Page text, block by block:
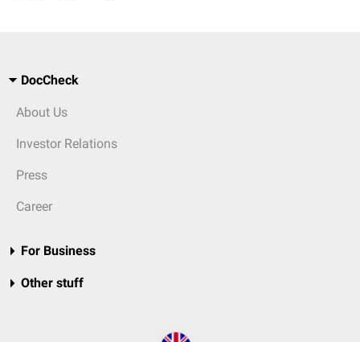
DocCheck
About Us
Investor Relations
Press
Career
For Business
Other stuff